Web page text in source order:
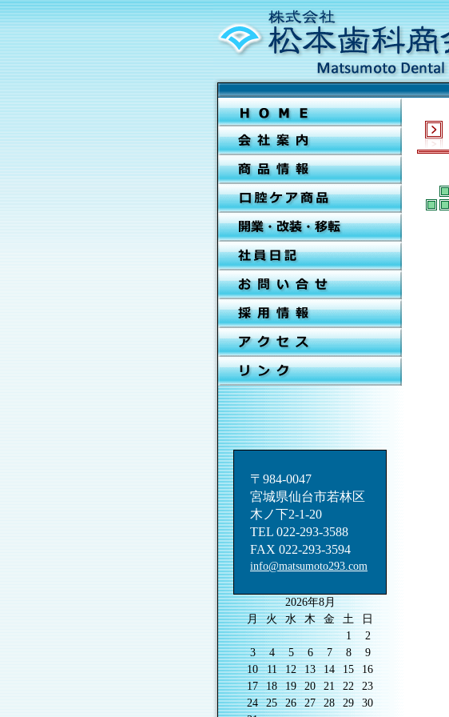
〒984-0047
宮城県仙台市若林区
木ノ下2-1-20
TEL 022-293-3588
FAX 022-293-3594
info@matsumoto293.com
2026年8月
月
火 水 木 金 土
日
1
2
3
4 5 6 7 8
9
10
11 12 13 14 15
16
17
18 19 20 21 22
23
24
25 26 27 28 29
30